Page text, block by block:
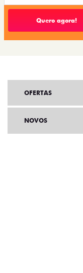
Quero agora!
OFERTAS
NOVOS